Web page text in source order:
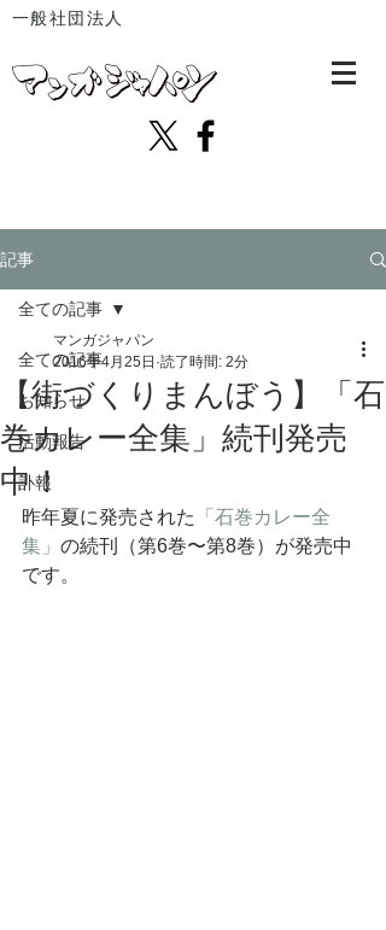
一般社団法人
記事
全ての記事
お知らせ
活動報告
訃報
全ての記事
【街づくりまんぼう】「石
巻カレー全集」続刊発売
中！
マンガジャパン
2016年4月25日 読了時間: 2分
昨年夏に発売された
「石巻カレー全
集」 の続刊（第6巻〜第8巻）が発売中
です。